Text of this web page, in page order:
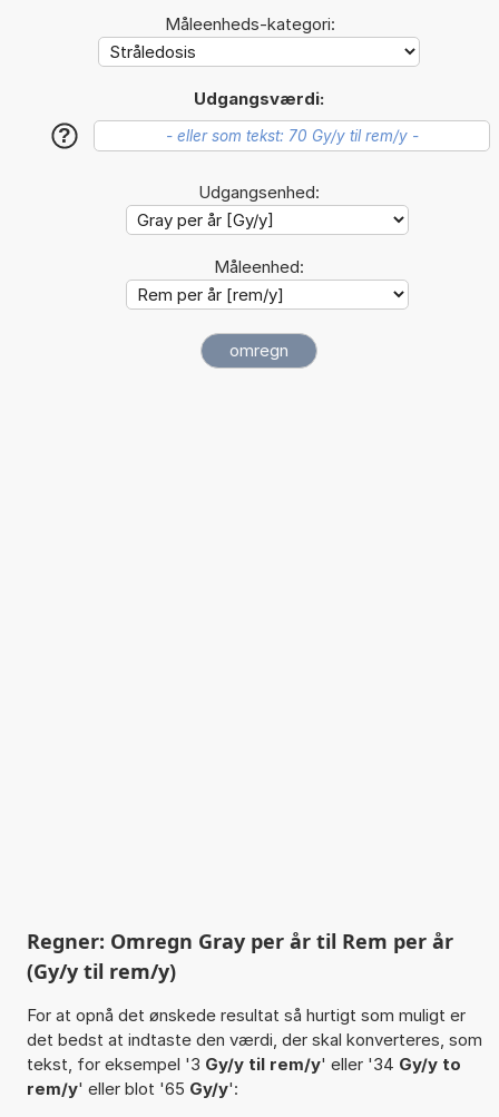
Måleenheds-kategori:
Udgangsværdi:
?
Udgangsenhed:
Måleenhed:
Regner: Omregn Gray per år til Rem per år
(Gy/y til rem/y)
For at opnå det ønskede resultat så hurtigt som muligt er
det bedst at indtaste den værdi, der skal konverteres, som
tekst, for eksempel '3 Gy/y til rem/y' eller '34 Gy/y to
rem/y' eller blot '65 Gy/y':